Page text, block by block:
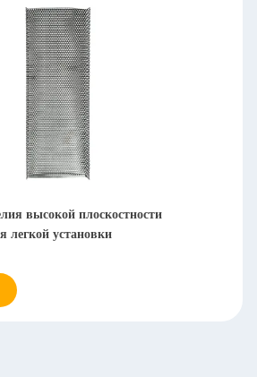
пробито прилипанием
легкой, но прочной